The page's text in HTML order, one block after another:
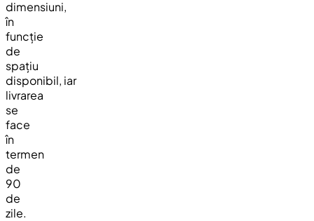
dimensiuni,
în
funcție
de
spațiu
disponibil, iar
livrarea
se
face
în
termen
de
90
de
zile.